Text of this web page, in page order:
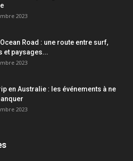
2023
Road : une route entre surf,
et paysages...
2023
en Australie : les événements à ne
2023